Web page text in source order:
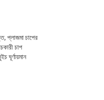
প্লাজমা চাপের
চাপ
ঘূর্ণায়মান